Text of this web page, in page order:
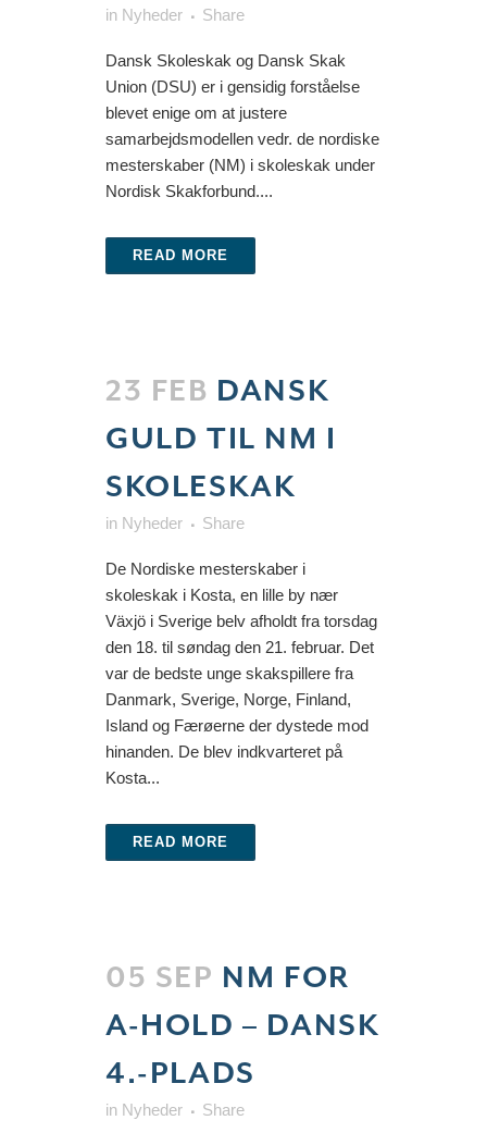
in Nyheder Share
Dansk Skoleskak og Dansk Skak
Union (DSU) er i gensidig forståelse
blevet enige om at justere
samarbejdsmodellen vedr. de nordiske
mesterskaber (NM) i skoleskak under
Nordisk Skakforbund....
READ MORE
23 FEB DANSK
GULD TIL NM I
SKOLESKAK
in Nyheder Share
De Nordiske mesterskaber i
skoleskak i Kosta, en lille by nær
Växjö i Sverige belv afholdt fra torsdag
den 18. til søndag den 21. februar. Det
var de bedste unge skakspillere fra
Danmark, Sverige, Norge, Finland,
Island og Færøerne der dystede mod
hinanden. De blev indkvarteret på
Kosta...
READ MORE
05 SEP NM FOR
A-HOLD – DANSK
4.-PLADS
in Nyheder Share